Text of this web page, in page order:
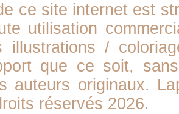
ce site internet est
utilisation
illustrations /
que ce soit,
auteurs originaux.
réservés 2026.